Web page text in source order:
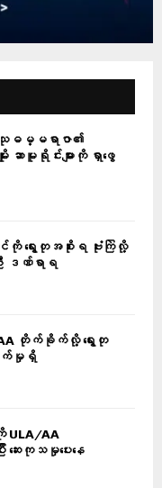
မ္မရာဇာ၏
ဆာမူရိုင်းများကို ရှာဖွေ
ကို ရွေးတုအစိုးရ ဗုံးကြဲလို့
ဒဏ်ရာရ
AA တိုက်ခိုက်လို့ ရွေးတု
က်မှုရှိ
ULA/AA
ဆေးကုသမှုပေးနေ